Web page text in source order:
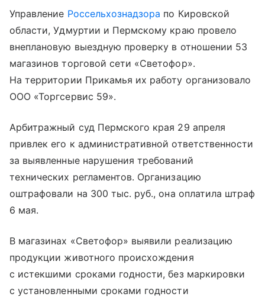
Управление Россельхознадзора по Кировской
области, Удмуртии и Пермскому краю провело
внеплановую выездную проверку в отношении 53
магазинов торговой сети «Светофор».
На территории Прикамья их работу организовало
ООО «Торгсервис 59».
Арбитражный суд Пермского края 29 апреля
привлек его к административной ответственности
за выявленные нарушения требований
технических регламентов. Организацию
оштрафовали на 300 тыс. руб., она оплатила штраф
6 мая.
В магазинах «Светофор» выявили реализацию
продукции животного происхождения
с истекшими сроками годности, без маркировки
с установленными сроками годности